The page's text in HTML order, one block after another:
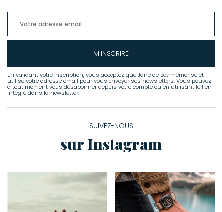
Xirena
Zimmermann
M'INSCRIRE
En validant votre inscription, vous acceptez que Jane de Boy mémorise et
utilise votre adresse email pour vous envoyer ses newsletters. Vous pouvez
à tout moment vous désabonner depuis votre compte ou en utilisant le lien
intégré dans la newsletter.
SUIVEZ-NOUS
sur Instagram